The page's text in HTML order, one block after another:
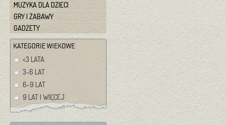
MUZYKA DLA DZIECI
GRY I ZABAWY
GADŻETY
<3 LATA
3-6 LAT
6-9 LAT
9 LAT I WIĘCEJ